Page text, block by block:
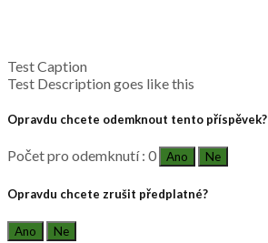
Test Caption
Test Description goes like this
Opravdu chcete odemknout tento příspěvek?
Počet pro odemknutí : 0 Ano Ne
Opravdu chcete zrušit předplatné?
Ano Ne